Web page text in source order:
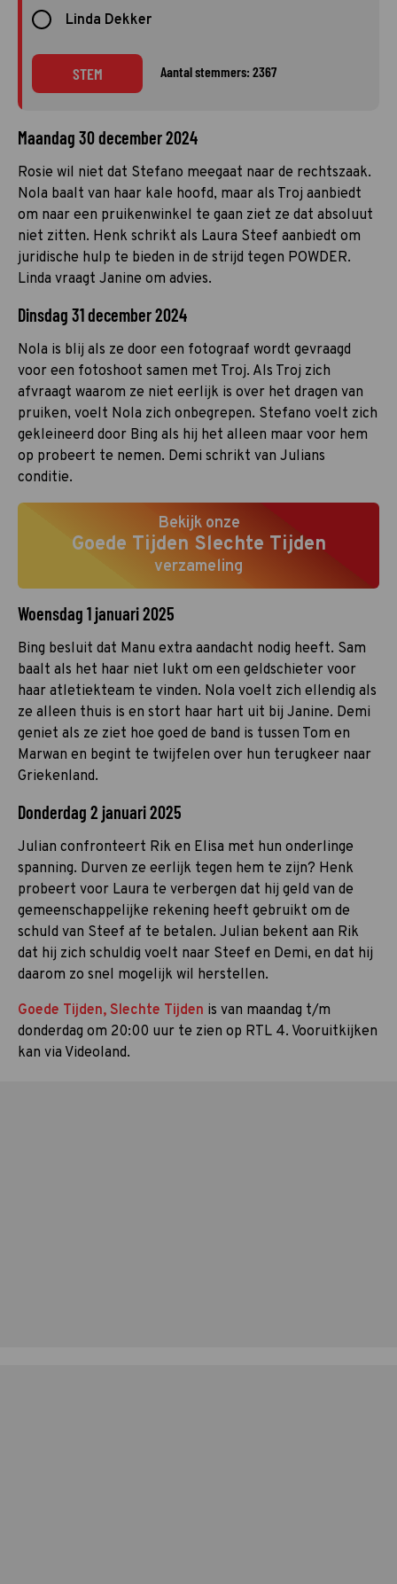
Linda Dekker
STEM Aantal stemmers: 2367
Maandag 30 december 2024
Rosie wil niet dat Stefano meegaat naar de rechtszaak.
Nola baalt van haar kale hoofd, maar als Troj aanbiedt
om naar een pruikenwinkel te gaan ziet ze dat absoluut
niet zitten. Henk schrikt als Laura Steef aanbiedt om
juridische hulp te bieden in de strijd tegen POWDER.
Linda vraagt Janine om advies.
Dinsdag 31 december 2024
Nola is blij als ze door een fotograaf wordt gevraagd
voor een fotoshoot samen met Troj. Als Troj zich
afvraagt waarom ze niet eerlijk is over het dragen van
pruiken, voelt Nola zich onbegrepen. Stefano voelt zich
gekleineerd door Bing als hij het alleen maar voor hem
op probeert te nemen. Demi schrikt van Julians
conditie.
Bekijk onze
Goede Tijden Slechte Tijden
verzameling
Woensdag 1 januari 2025
Bing besluit dat Manu extra aandacht nodig heeft. Sam
baalt als het haar niet lukt om een geldschieter voor
haar atletiekteam te vinden. Nola voelt zich ellendig als
ze alleen thuis is en stort haar hart uit bij Janine. Demi
geniet als ze ziet hoe goed de band is tussen Tom en
Marwan en begint te twijfelen over hun terugkeer naar
Griekenland.
Donderdag 2 januari 2025
Julian confronteert Rik en Elisa met hun onderlinge
spanning. Durven ze eerlijk tegen hem te zijn? Henk
probeert voor Laura te verbergen dat hij geld van de
gemeenschappelijke rekening heeft gebruikt om de
schuld van Steef af te betalen. Julian bekent aan Rik
dat hij zich schuldig voelt naar Steef en Demi, en dat hij
daarom zo snel mogelijk wil herstellen.
Goede Tijden, Slechte Tijden is van maandag t/m
donderdag om 20:00 uur te zien op RTL 4. Vooruitkijken
kan via Videoland.